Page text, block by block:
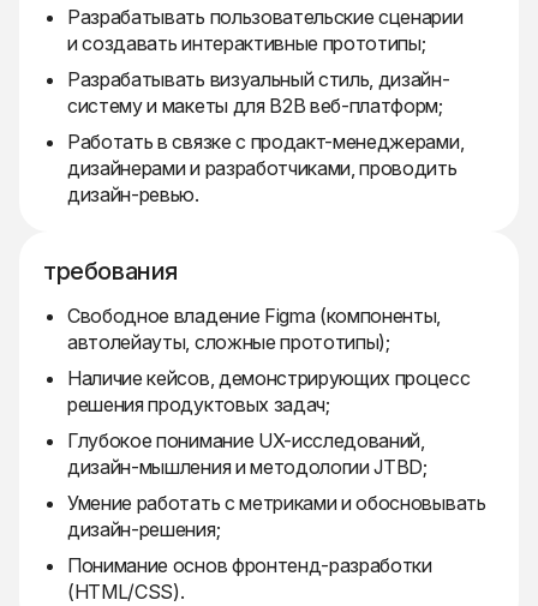
Разрабатывать пользовательские сценарии
и создавать интерактивные прототипы;
Разрабатывать визуальный стиль, дизайн-
систему и макеты для B2B веб-платформ;
Работать в связке с продакт-менеджерами,
дизайнерами и разработчиками, проводить
дизайн-ревью.
требования
Свободное владение Figma (компоненты,
автолейауты, сложные прототипы);
Наличие кейсов, демонстрирующих процесс
решения продуктовых задач;
Глубокое понимание UX-исследований,
дизайн-мышления и методологии JTBD;
Умение работать с метриками и обосновывать
дизайн-решения;
Понимание основ фронтенд-разработки
(HTML/CSS).